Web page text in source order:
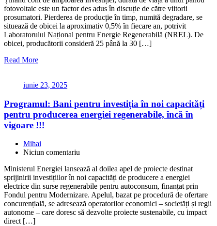
fotovoltaic este un factor des adus în discuție de către viitorii
prosumatori. Pierderea de producție în timp, numită degradare, se
situează de obicei la aproximativ 0,5% în fiecare an, potrivit
Laboratorului Național pentru Energie Regenerabilă (NREL). De
obicei, producătorii consideră 25 până la 30 […]
Read More
iunie 23, 2025
Programul: Bani pentru investiția în noi capacități
pentru producerea energiei regenerabile, încă în
vigoare !!!
Mihai
Niciun comentariu
Ministerul Energiei lansează al doilea apel de proiecte destinat
sprijinirii investițiilor în noi capacități de producere a energiei
electrice din surse regenerabile pentru autoconsum, finanțat prin
Fondul pentru Modernizare. Apelul, bazat pe procedură de ofertare
concurențială, se adresează operatorilor economici – societăți și regii
autonome – care doresc să dezvolte proiecte sustenabile, cu impact
direct […]